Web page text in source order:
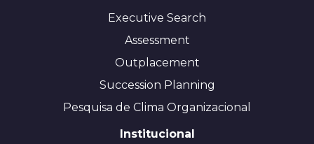
Executive Search
Assessment
Outplacement
Succession Planning
Pesquisa de Clima Organizacional
Institucional